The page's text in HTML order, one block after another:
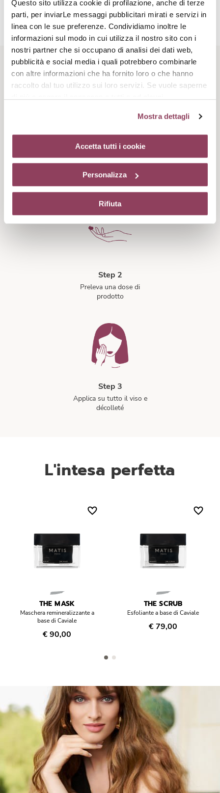
Questo sito utilizza cookie di profilazione, anche di terze
parti, per inviarLe messaggi pubblicitari mirati e servizi in
linea con le sue preferenze. Condividiamo inoltre le
informazioni sul modo in cui utilizza il nostro sito con i
nostri partner che si occupano di analisi dei dati web,
pubblicità e social media i quali potrebbero combinarle
con altre informazioni che ha fornito loro o che hanno
raccolto dal tuo utilizzo sui loro servizi. Se vuole saperne
cliccando sul tasto “Accetta tutti i cookie”. Se non vuole i
“Rifiuta”. Chiudendo questo banner tramite l’apposito
comando “X” continuerai la navigazione del sito in
diversi da quelli tecnici.
Mostra dettagli
Accetta tutti i cookie
Personalizza
Rifiuta
Spirulina
La Spirulina è un'alga blu-verde dalle qualità igroscopiche che
partecipano all'idratazione della pelle.
Rituale di bellezza
Step 1
Detergi bene il viso
Step 2
Preleva una dose di
prodotto
Step 3
Applica su tutto il viso e
décolleté
L'intesa perfetta
THE MASK
Maschera remineralizzante a
base di Caviale
€ 90,00
THE SCRUB
Esfoliante a base di Caviale
€ 79,00